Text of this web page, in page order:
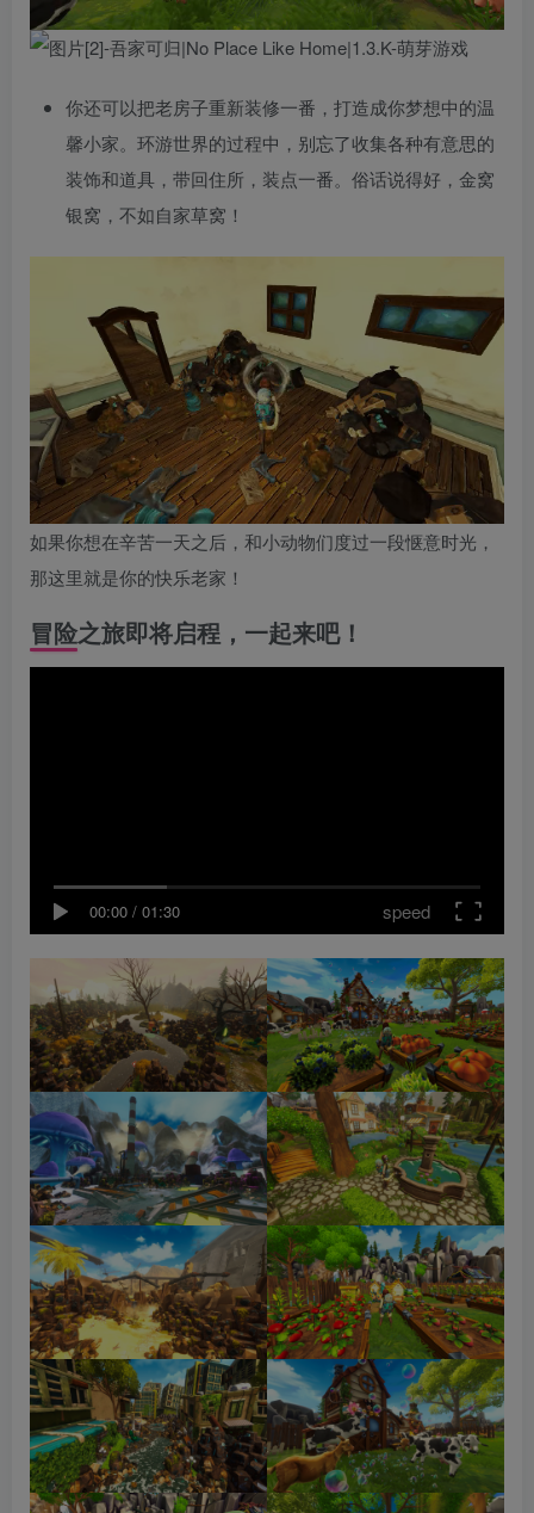
你还可以把老房子重新装修一番，打造成你梦想中的温
馨小家。环游世界的过程中，别忘了收集各种有意思的
装饰和道具，带回住所，装点一番。俗话说得好，金窝
银窝，不如自家草窝！
如果你想在辛苦一天之后，和小动物们度过一段惬意时光，
那这里就是你的快乐老家！
冒险之旅即将启程，一起来吧！
00:00 / 01:30 speed